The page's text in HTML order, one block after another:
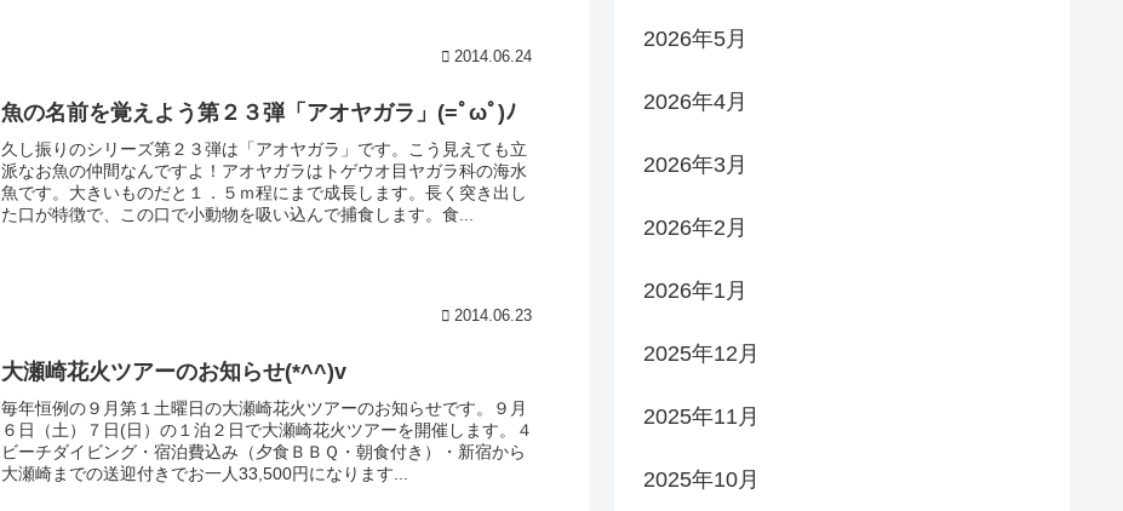
2014.06.24
魚の名前を覚えよう第２３弾「アオヤガラ」(=ﾟωﾟ)ﾉ
久し振りのシリーズ第２３弾は「アオヤガラ」です。こう見えても立
派なお魚の仲間なんですよ！アオヤガラはトゲウオ目ヤガラ科の海水
魚です。大きいものだと１．５ｍ程にまで成長します。長く突き出し
た口が特徴で、この口で小動物を吸い込んで捕食します。食...
2014.06.23
大瀬崎花火ツアーのお知らせ(*^^)v
毎年恒例の９月第１土曜日の大瀬崎花火ツアーのお知らせです。９月
６日（土）７日(日）の１泊２日で大瀬崎花火ツアーを開催します。４
ビーチダイビング・宿泊費込み（夕食ＢＢＱ・朝食付き）・新宿から
大瀬崎までの送迎付きでお一人33,500円になります...
2026年5月
2026年4月
2026年3月
2026年2月
2026年1月
2025年12月
2025年11月
2025年10月